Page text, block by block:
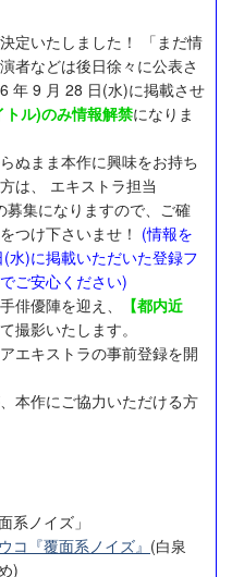
定いたしました！ 「まだ情
者などは後日徐々に公表さ
年 9 月 28 日(水)に掲載させ
トル)のみ情報解禁になりま
ぬまま本作に興味をお持ち
は、 エキストラ担当
募集になりますので、ご確
つけ下さいませ！ (情報を
水)に掲載いただいた登録フ
ご安心ください)
俳優陣を迎え、
【都内近
撮影いたします。
エキストラの事前登録を開
本作にご協力いただける方
系ノイズ」
コ『覆面系ノイズ』 (白泉
)